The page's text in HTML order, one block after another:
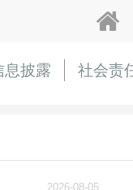
息披露 社会责
2026-08-05